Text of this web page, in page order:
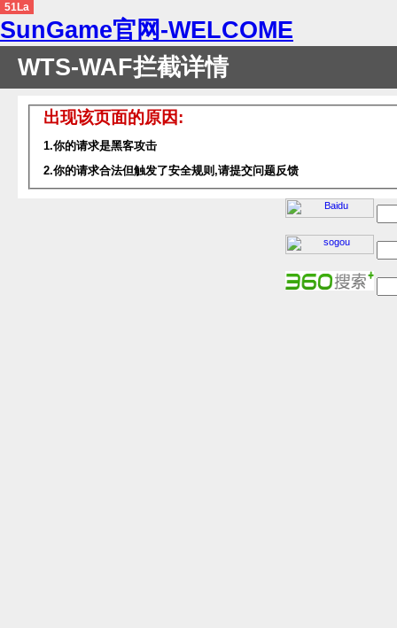
51La
SunGame官网-WELCOME
WTS-WAF拦截详情
出现该页面的原因:
1.你的请求是黑客攻击
2.你的请求合法但触发了安全规则,请提交问题反馈